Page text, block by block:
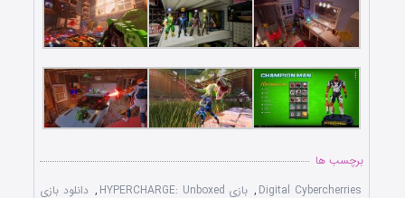
برچسب ها
Digital Cybercherries
, بازی HYPERCHARGE: Unboxed , دانلود بازی